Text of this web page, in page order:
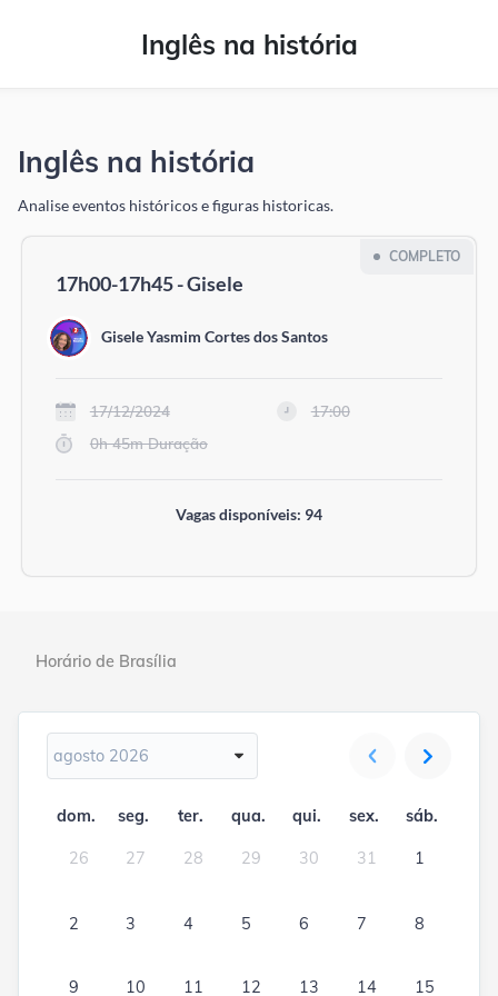
Inglês na história
Inglês na história
Analise eventos históricos e figuras historicas.
COMPLETO
17h00-17h45 - Gisele
Gisele Yasmim Cortes dos Santos
17/12/2024
17:00
0h 45m Duração
Vagas disponíveis: 94
Horário de Brasília
agosto 2026
dom. seg. ter. qua. qui. sex. sáb.
26 27 28 29 30 31 1
2 3 4 5 6 7 8
9 10 11 12 13 14 15